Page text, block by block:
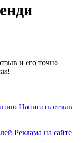
и его точно
Написать отзыв
Реклама на сайте